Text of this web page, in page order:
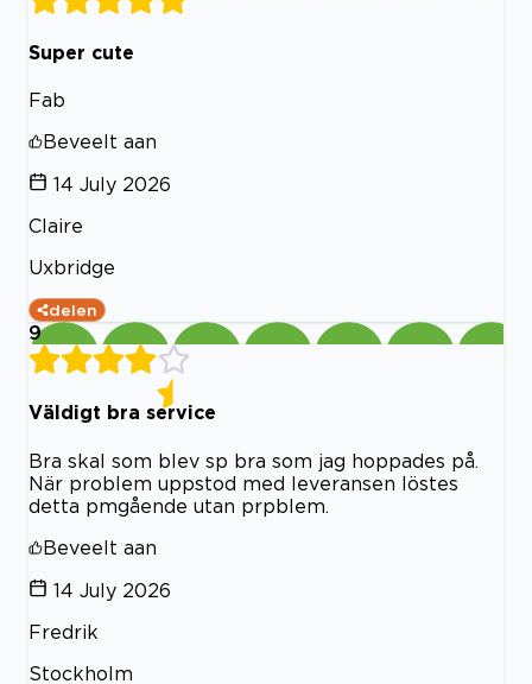
Super cute
Fab
Beveelt aan
14 July 2026
Claire
Uxbridge
delen
9
Väldigt bra service
Bra skal som blev sp bra som jag hoppades på.
När problem uppstod med leveransen löstes
detta pmgående utan prpblem.
Beveelt aan
14 July 2026
Fredrik
Stockholm